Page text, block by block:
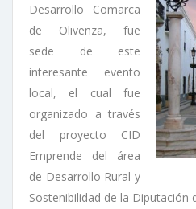
Desarrollo Comarca
de Olivenza, fue
sede de este
interesante evento
local, el cual fue
organizado a través
del proyecto CID
Emprende del área
de Desarrollo Rural y
Sostenibilidad de la